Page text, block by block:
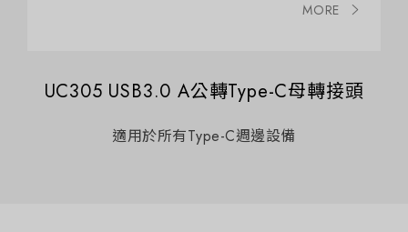
MORE
UC305 USB3.0 A公轉Type-C母轉接頭
適用於所有Type-C週邊設備